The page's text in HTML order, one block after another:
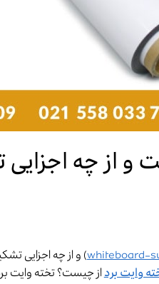
و از چه
whiteboard-) و از چه اجزایی
وایت برداز چیست؟ تخته وایت